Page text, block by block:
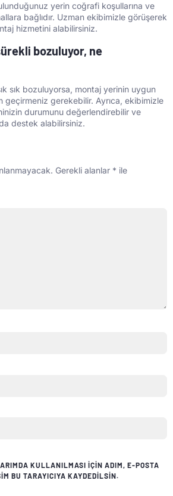
yerin coğrafi koşullarına ve
bağlıdır. Uzman ekibimizle görüşerek
hizmetini alabilirsiniz.
bozuluyor, ne
sık bozuluyorsa, montaj yerinin uygun
geçirmeniz gerekebilir. Ayrıca, ekibimizle
durumunu değerlendirebilir ve
destek alabilirsiniz.
Gerekli alanlar * ile
KULLANILMASI IÇIN ADIM, E-POSTA
BU TARAYICIYA KAYDEDILSIN.